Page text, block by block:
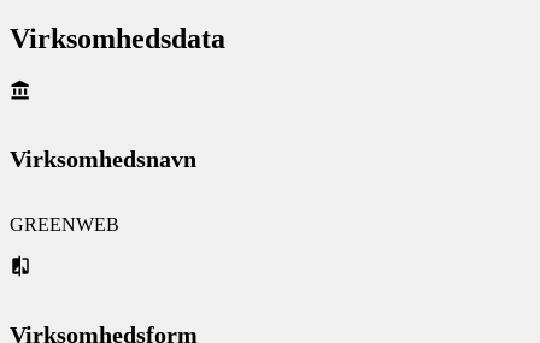
Virksomhedsdata
Virksomhedsnavn
GREENWEB
Virksomhedsform